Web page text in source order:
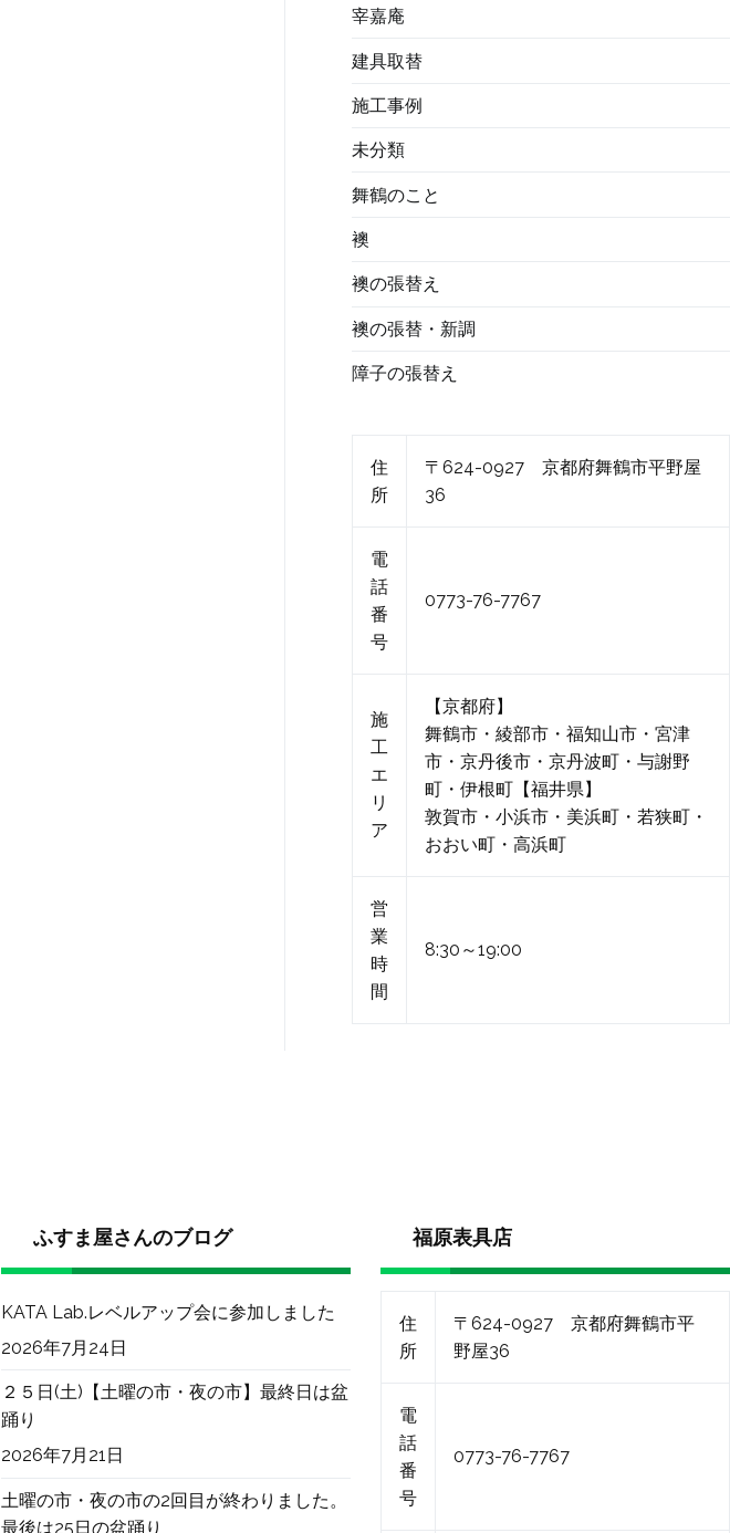
宰嘉庵
建具取替
施工事例
未分類
舞鶴のこと
襖
襖の張替え
襖の張替・新調
障子の張替え
住
所
〒624-0927 京都府舞鶴市平野屋
36
電
話
番
号
0773-76-7767
施
工
エ
リ
ア
【京都府】
舞鶴市・綾部市・福知山市・宮津
市・京丹後市・京丹波町・与謝野
町・伊根町【福井県】
敦賀市・小浜市・美浜町・若狭町・
おおい町・高浜町
営
業
時
間
8:30～19:00
ふすま屋さんのブログ
KATA Lab.レベルアップ会に参加しました
2026年7月24日
２５日(土)【土曜の市・夜の市】最終日は盆
踊り
2026年7月21日
土曜の市・夜の市の2回目が終わりました。
最後は25日の盆踊り
福原表具店
住
所
〒624-0927 京都府舞鶴市平
野屋36
電
話
番
号
0773-76-7767